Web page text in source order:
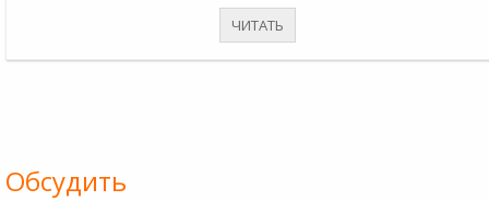
Стало известно, как бизнес и сотрудники будут работать и
отдыхать в 2026 году. Публикуем производственный календарь.
ЧИТАТЬ
Обсудить